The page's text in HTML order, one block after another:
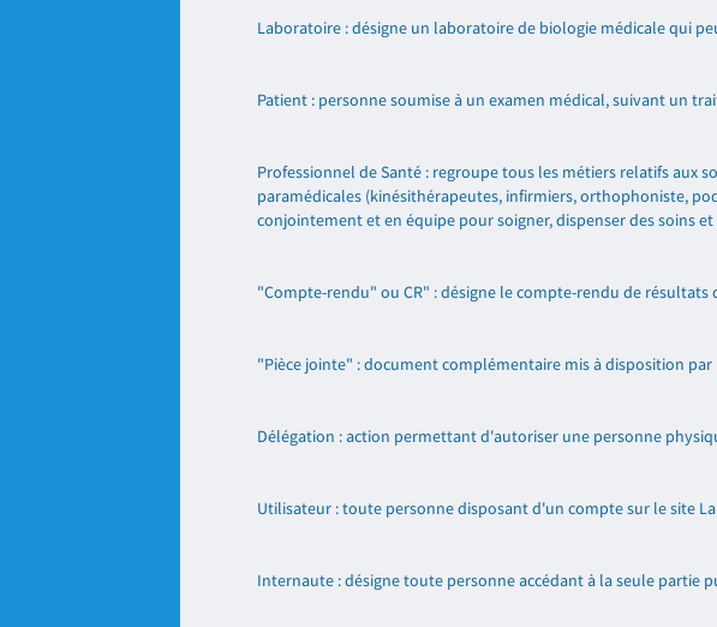
Laboratoire : désigne un laboratoire de biologie médicale qui
Patient : personne soumise à un examen médical, suivant un
Professionnel de Santé : regroupe tous les métiers relatifs aux
paramédicales (kinésithérapeutes, infirmiers, orthophoniste,
conjointement et en équipe pour soigner, dispenser des soins
"Compte-rendu" ou CR" : désigne le compte-rendu de
"Pièce jointe" : document complémentaire mis à disposition
Délégation : action permettant d'autoriser une personne
Utilisateur : toute personne disposant d'un compte sur le site
Internaute : désigne toute personne accédant à la seule partie